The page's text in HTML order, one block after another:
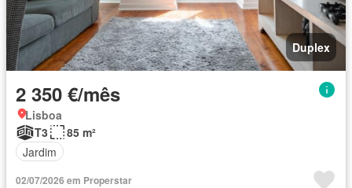
Duplex
2 350 €/mês
Lisboa
T3
85 m²
Jardim
02/07/2026 em Properstar